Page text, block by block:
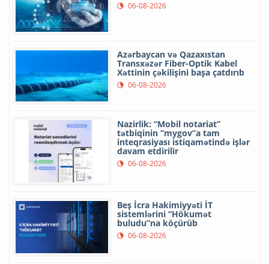
06-08-2026
Azərbaycan və Qazaxıstan
Transxəzər Fiber-Optik Kabel
Xəttinin çəkilişini başa çatdırıb
06-08-2026
Nazirlik: “Mobil notariat”
tətbiqinin “mygov”a tam
inteqrasiyası istiqamətində işlər
davam etdirilir
06-08-2026
Beş İcra Hakimiyyəti İT
sistemlərini “Hökumət
buludu”na köçürüb
06-08-2026